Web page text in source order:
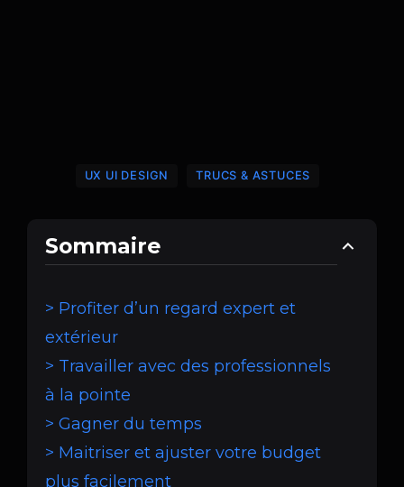
UX UI DESIGN TRUCS & ASTUCES
Sommaire
> Profiter d’un regard expert et
extérieur
> Travailler avec des professionnels
à la pointe
> Gagner du temps
> Maitriser et ajuster votre budget
plus facilement